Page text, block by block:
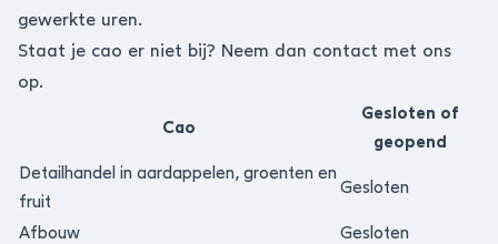
gewerkte uren.
Staat je cao er niet bij? Neem dan contact met ons
op.
Cao
Gesloten of
geopend
Detailhandel in aardappelen, groenten en
fruit
Gesloten
Afbouw
Gesloten